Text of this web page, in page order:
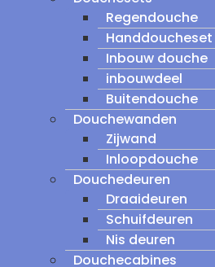
Regendouche
Handdoucheset
Inbouw douche
inbouwdeel
Buitendouche
Douchewanden
Zijwand
Inloopdouche
Douchedeuren
Draaideuren
Schuifdeuren
Nis deuren
Douchecabines